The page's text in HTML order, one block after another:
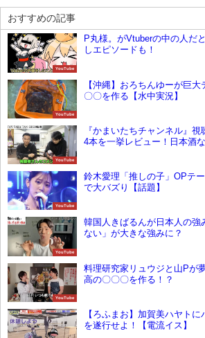
おすすめの記事
YouTube
P丸様。がVtuberの中の人だ
しエピソードも！
YouTube
【沖縄】おろちんゆーが巨
〇〇を作る【水中実況】
YouTube
『かまいたちチャンネル』
4本を一挙レビュー！日本酒
YouTube
鈴木愛理「推しの子」OPテ
で大バズり【話題】
YouTube
韓国人きばるんが日本人の強
ない」が大きな強みに？
YouTube
料理研究家リュウジと山Pが
高の〇〇〇を作る！？
【ろふまお】加賀美ハヤト
を遂行せよ！【電流イス】